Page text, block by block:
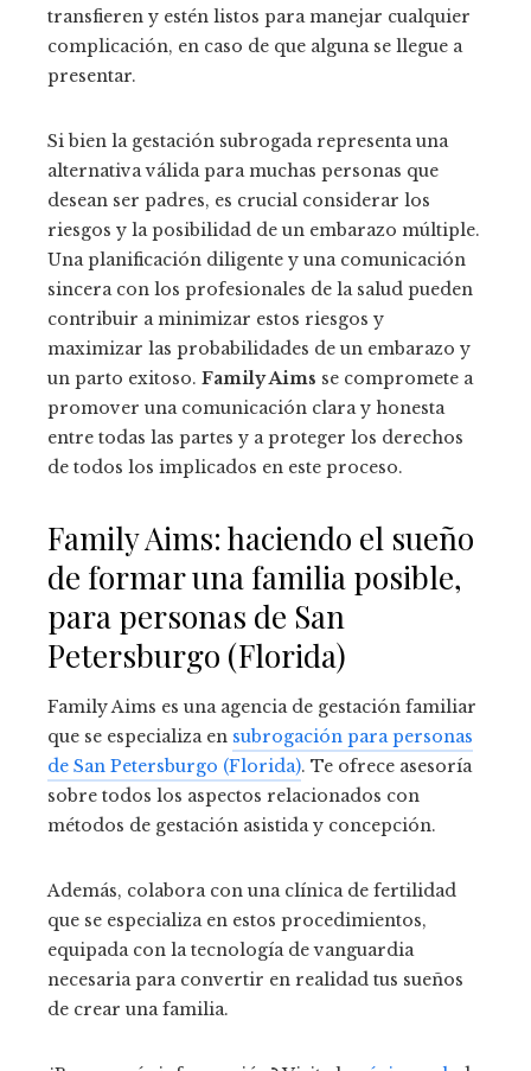
transfieren y estén listos para manejar cualquier
complicación, en caso de que alguna se llegue a
presentar.
Si bien la gestación subrogada representa una
alternativa válida para muchas personas que
desean ser padres, es crucial considerar los
riesgos y la posibilidad de un embarazo múltiple.
Una planificación diligente y una comunicación
sincera con los profesionales de la salud pueden
contribuir a minimizar estos riesgos y
maximizar las probabilidades de un embarazo y
un parto exitoso. Family Aims se compromete a
promover una comunicación clara y honesta
entre todas las partes y a proteger los derechos
de todos los implicados en este proceso.
Family Aims: haciendo el sueño
de formar una familia posible,
para personas de San
Petersburgo (Florida)
Family Aims es una agencia de gestación familiar
que se especializa en subrogación para personas
de San Petersburgo (Florida). Te ofrece asesoría
sobre todos los aspectos relacionados con
métodos de gestación asistida y concepción.
Además, colabora con una clínica de fertilidad
que se especializa en estos procedimientos,
equipada con la tecnología de vanguardia
necesaria para convertir en realidad tus sueños
de crear una familia.